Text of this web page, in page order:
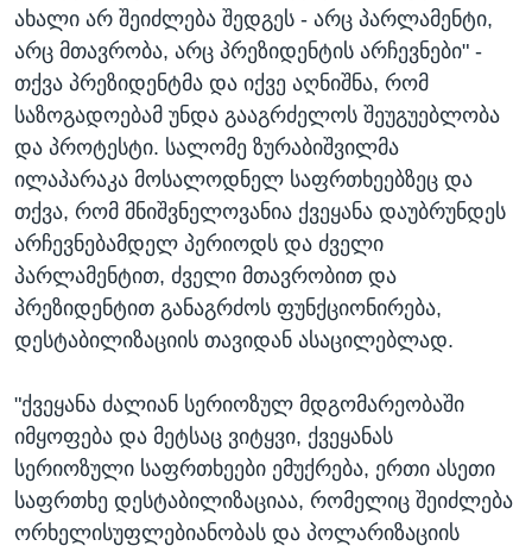
ახალი არ შეიძლება შედგეს - არც პარლამენტი,
არც მთავრობა, არც პრეზიდენტის არჩევნები" -
თქვა პრეზიდენტმა და იქვე აღნიშნა, რომ
საზოგადოებამ უნდა გააგრძელოს შეუგუებლობა
და პროტესტი. სალომე ზურაბიშვილმა
ილაპარაკა მოსალოდნელ საფრთხეებზეც და
თქვა, რომ მნიშვნელოვანია ქვეყანა დაუბრუნდეს
არჩევნებამდელ პერიოდს და ძველი
პარლამენტით, ძველი მთავრობით და
პრეზიდენტით განაგრძოს ფუნქციონირება,
დესტაბილიზაციის თავიდან ასაცილებლად.
"ქვეყანა ძალიან სერიოზულ მდგომარეობაში
იმყოფება და მეტსაც ვიტყვი, ქვეყანას
სერიოზული საფრთხეები ემუქრება, ერთი ასეთი
საფრთხე დესტაბილიზაციაა, რომელიც შეიძლება
ორხელისუფლებიანობას და პოლარიზაციის